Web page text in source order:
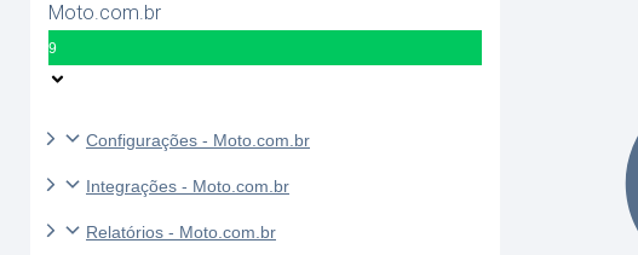
Moto.com.br
9
Configurações - Moto.com.br
Integrações - Moto.com.br
Relatórios - Moto.com.br